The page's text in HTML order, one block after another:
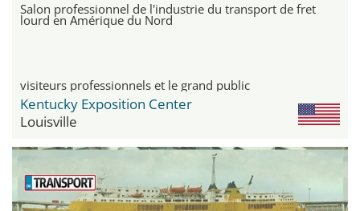
Salon professionnel de l'industrie du transport de fret
lourd en Amérique du Nord
visiteurs professionnels et le grand public
Kentucky Exposition Center
Louisville